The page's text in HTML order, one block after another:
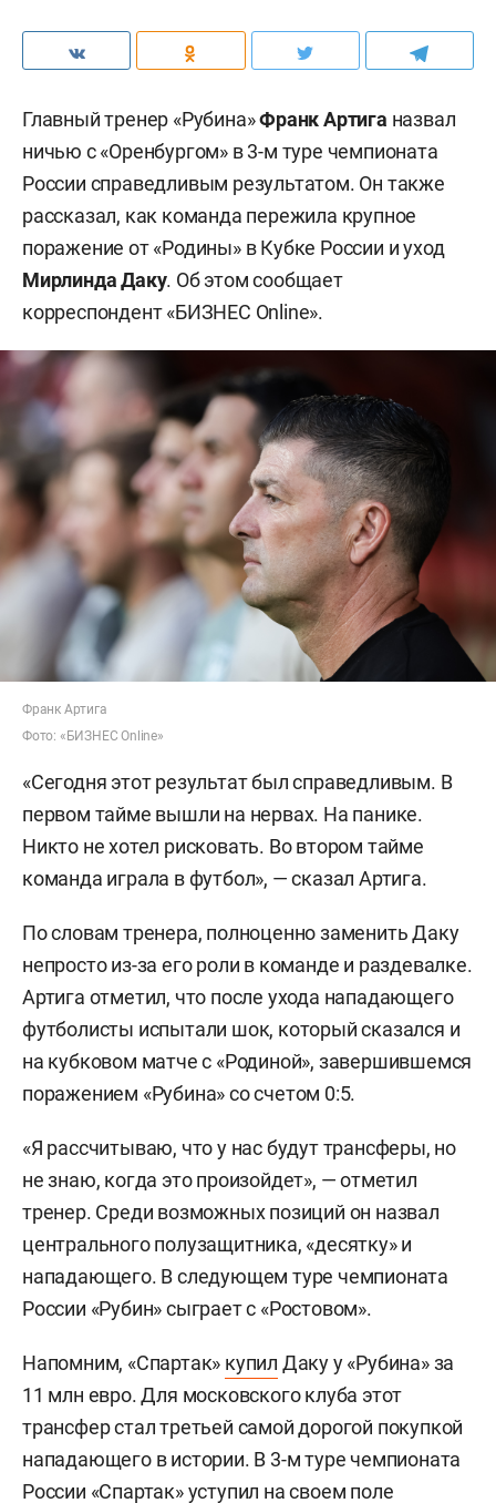
Главный тренер «Рубина»Франк Артига назвал
ничью с «Оренбургом» в 3-м туре чемпионата
России справедливым результатом. Он также
рассказал, как команда пережила крупное
поражение от «Родины» в Кубке России и уход
Мирлинда Даку. Об этом сообщает
корреспондент «БИЗНЕС Online».
Франк Артига
Фото: «БИЗНЕС Online»
«Сегодня этот результат был справедливым. В
первом тайме вышли на нервах. На панике.
Никто не хотел рисковать. Во втором тайме
команда играла в футбол», — сказал Артига.
По словам тренера, полноценно заменить Даку
непросто из-за его роли в команде и раздевалке.
Артига отметил, что после ухода нападающего
футболисты испытали шок, который сказался и
на кубковом матче с «Родиной», завершившемся
поражением «Рубина» со счетом 0:5.
«Я рассчитываю, что у нас будут трансферы, но
не знаю, когда это произойдет», — отметил
тренер. Среди возможных позиций он назвал
центрального полузащитника, «десятку» и
нападающего. В следующем туре чемпионата
России «Рубин» сыграет с «Ростовом».
Напомним, «Спартак» купил Даку у «Рубина» за
11 млн евро. Для московского клуба этот
трансфер стал третьей самой дорогой покупкой
нападающего в истории. В 3-м туре чемпионата
России «Спартак» уступил на своем поле